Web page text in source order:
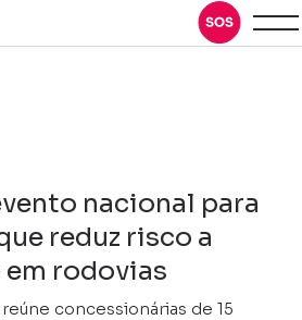
nacional para
reduz risco a
rodovias
concessionárias de 15